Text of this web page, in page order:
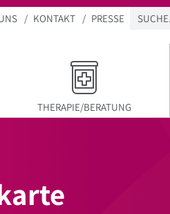
KONTAKT PRESSE
THERAPIE/BERATUNG